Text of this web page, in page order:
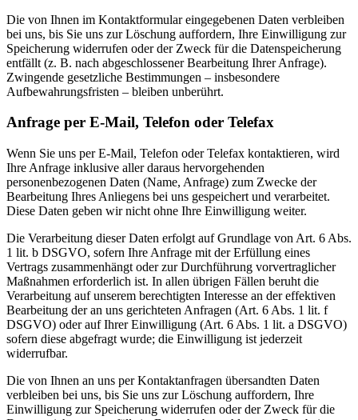
Die von Ihnen im Kontaktformular eingegebenen Daten verbleiben
bei uns, bis Sie uns zur Löschung auffordern, Ihre Einwilligung zur
Speicherung widerrufen oder der Zweck für die Datenspeicherung
entfällt (z. B. nach abgeschlossener Bearbeitung Ihrer Anfrage).
Zwingende gesetzliche Bestimmungen – insbesondere
Aufbewahrungsfristen – bleiben unberührt.
Anfrage per E-Mail, Telefon oder Telefax
Wenn Sie uns per E-Mail, Telefon oder Telefax kontaktieren, wird
Ihre Anfrage inklusive aller daraus hervorgehenden
personenbezogenen Daten (Name, Anfrage) zum Zwecke der
Bearbeitung Ihres Anliegens bei uns gespeichert und verarbeitet.
Diese Daten geben wir nicht ohne Ihre Einwilligung weiter.
Die Verarbeitung dieser Daten erfolgt auf Grundlage von Art. 6 Abs.
1 lit. b DSGVO, sofern Ihre Anfrage mit der Erfüllung eines
Vertrags zusammenhängt oder zur Durchführung vorvertraglicher
Maßnahmen erforderlich ist. In allen übrigen Fällen beruht die
Verarbeitung auf unserem berechtigten Interesse an der effektiven
Bearbeitung der an uns gerichteten Anfragen (Art. 6 Abs. 1 lit. f
DSGVO) oder auf Ihrer Einwilligung (Art. 6 Abs. 1 lit. a DSGVO)
sofern diese abgefragt wurde; die Einwilligung ist jederzeit
widerrufbar.
Die von Ihnen an uns per Kontaktanfragen übersandten Daten
verbleiben bei uns, bis Sie uns zur Löschung auffordern, Ihre
Einwilligung zur Speicherung widerrufen oder der Zweck für die